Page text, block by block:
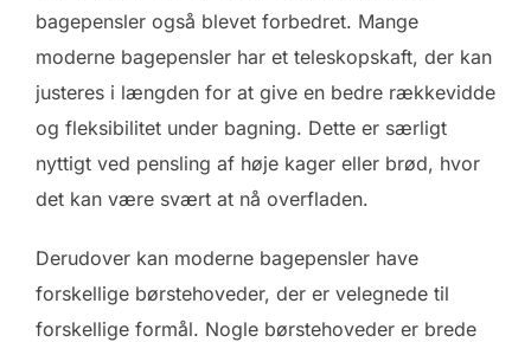
bagepensler også blevet forbedret. Mange
moderne bagepensler har et teleskopskaft, der kan
justeres i længden for at give en bedre rækkevidde
og fleksibilitet under bagning. Dette er særligt
nyttigt ved pensling af høje kager eller brød, hvor
det kan være svært at nå overfladen.
Derudover kan moderne bagepensler have
forskellige børstehoveder, der er velegnede til
forskellige formål. Nogle børstehoveder er brede